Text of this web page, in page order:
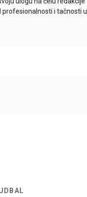
profesionalnosti i tačnosti u